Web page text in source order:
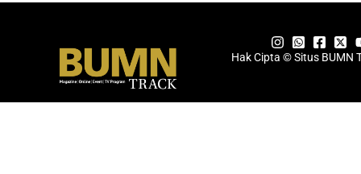
Hak Cipta © Situs BUMN